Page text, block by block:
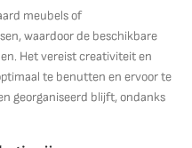
meubels of
waardoor de beschikbare
Het vereist creativiteit en
te benutten en ervoor te
georganiseerd blijft, ondanks